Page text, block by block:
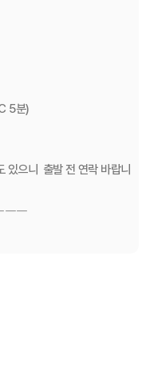
5분)
있으니  출발 전 연락 바랍니
￣￣